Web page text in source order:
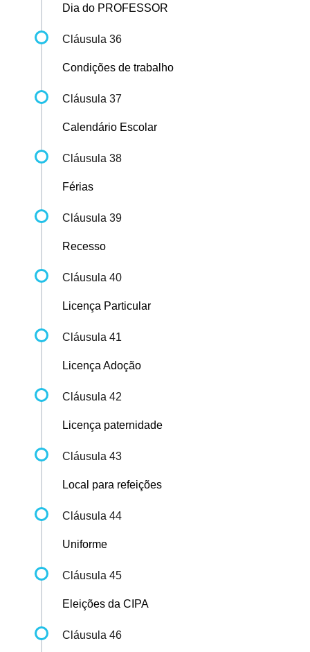
Dia do PROFESSOR
Cláusula 36
Condições de trabalho
Cláusula 37
Calendário Escolar
Cláusula 38
Férias
Cláusula 39
Recesso
Cláusula 40
Licença Particular
Cláusula 41
Licença Adoção
Cláusula 42
Licença paternidade
Cláusula 43
Local para refeições
Cláusula 44
Uniforme
Cláusula 45
Eleições da CIPA
Cláusula 46